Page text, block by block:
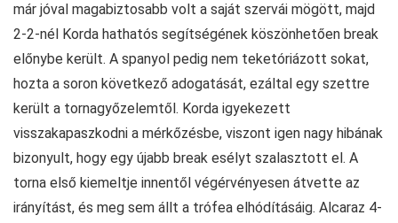
már jóval magabiztosabb volt a saját szervái mögött, majd
2-2-nél Korda hathatós segítségének köszönhetően break
előnybe került. A spanyol pedig nem teketóriázott sokat,
hozta a soron következő adogatását, ezáltal egy szettre
került a tornagyőzelemtől. Korda igyekezett
visszakapaszkodni a mérkőzésbe, viszont igen nagy hibának
bizonyult, hogy egy újabb break esélyt szalasztott el. A
torna első kiemeltje innentől végérvényesen átvette az
irányítást, és meg sem állt a trófea elhódításáig. Alcaraz 4-